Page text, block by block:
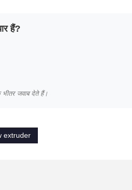
हैं?
जवाब देते हैं।
extruder